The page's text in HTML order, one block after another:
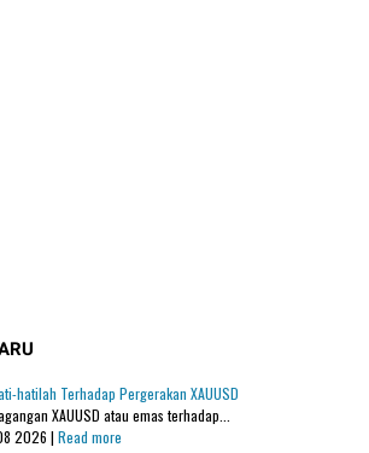
hatilah Terhadap Pergerakan XAUUSD
XAUUSD atau emas terhadap...
2026 | Read more